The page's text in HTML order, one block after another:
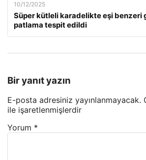
10/12/2025
Süper kütleli karadelikte eşi benzeri
patlama tespit edildi
Bir yanıt yazın
E-posta adresiniz yayınlanmayacak.
ile işaretlenmişlerdir
Yorum *